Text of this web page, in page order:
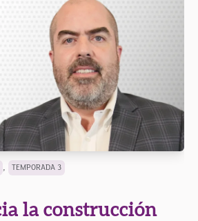
, TEMPORADA 3
la construcción